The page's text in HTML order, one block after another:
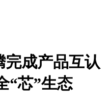
完成产品互认
“芯”生态